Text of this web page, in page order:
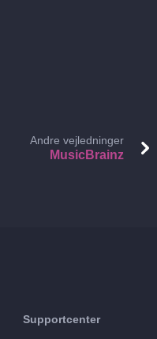
Andre vejledninger
MusicBrainz
Supportcenter